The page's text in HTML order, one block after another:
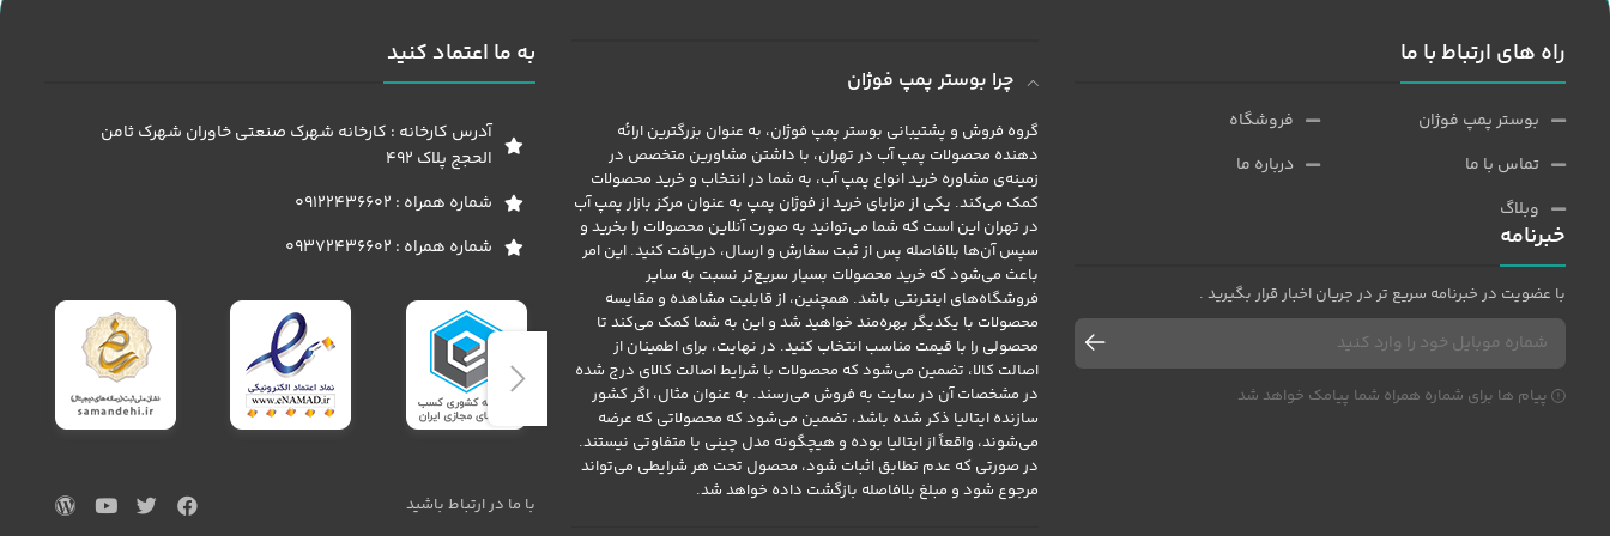
راه های ارتباط با ما
بوستر پمپ فوژان
تماس با ما
وبلاگ
فروشگاه
درباره ما
خبرنامه
با عضویت در خبرنامه سریع تر در جریان اخبار قرار بگیرید .
پیام ها برای شماره همراه شما پیامک خواهد شد
چرا بوستر پمپ فوژان
گروه فروش و پشتیبانی بوستر پمپ فوژان، به عنوان بزرگترین ارائه
دهنده محصولات پمپ آب در تهران، با داشتن مشاورین متخصص در
زمینه‌ی مشاوره خرید انواع پمپ آب، به شما در انتخاب و خرید محصولات
کمک می‌کند. یکی از مزایای خرید از فوژان پمپ به عنوان مرکز بازار پمپ آب
در تهران این است که شما می‌توانید به صورت آنلاین محصولات را بخرید و
سپس آن‌ها بلافاصله پس از ثبت سفارش و ارسال، دریافت کنید. این امر
باعث می‌شود که خرید محصولات بسیار سریع‌تر نسبت به سایر
فروشگاه‌های اینترنتی باشد. همچنین، از قابلیت مشاهده و مقایسه
محصولات با یکدیگر بهره‌مند خواهید شد و این به شما کمک می‌کند تا
محصولی را با قیمت مناسب انتخاب کنید. در نهایت، برای اطمینان از
اصالت کالا، تضمین می‌شود که محصولات با شرایط اصالت کالای درج شده
در مشخصات آن در سایت به فروش می‌رسند. به عنوان مثال، اگر کشور
سازنده ایتالیا ذکر شده باشد، تضمین می‌شود که محصولاتی که عرضه
می‌شوند، واقعاً از ایتالیا بوده و هیچگونه مدل چینی یا متفاوتی نیستند.
در صورتی که عدم تطابق اثبات شود، محصول تحت هر شرایطی می‌تواند
مرجوع شود و مبلغ بلافاصله بازگشت داده خواهد شد.
به ما اعتماد کنید
آدرس کارخانه : کارخانه شهرک صنعتی خاوران شهرک ثامن
الحجج پلاک 492
شماره همراه : 09122436602
شماره همراه : 09372436602
با ما در ارتباط باشید